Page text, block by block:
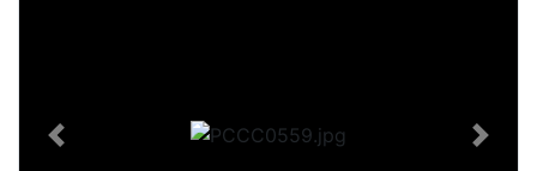
Previous Next